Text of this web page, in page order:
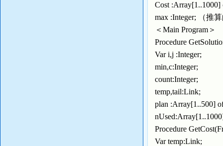
Cost
max :Integer; （推
＜Main Program＞
Procedure
Var i,j :Integer;
min,c:Integer;
count:Integer;
temp,tail:Link;
plan :Array[1..500]
Procedure
Var temp:Link;